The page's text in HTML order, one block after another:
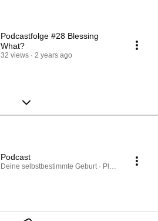
Podcastfolge #28 Blessing
What?
32 views 2 years ago
Podcast
Deine selbstbestimmte Geburt · Playlist